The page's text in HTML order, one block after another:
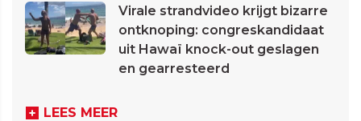
Virale strandvideo krijgt bizarre
ontknoping: congreskandidaat
uit Hawaï knock-out geslagen
en gearresteerd
LEES MEER